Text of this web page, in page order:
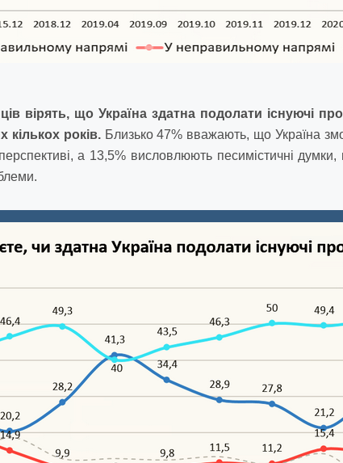
вірять, що Україна здатна подолати існуючі
кількох років.Близько 47% вважають, що Україна
а 13,5% висловлюють песимістичні